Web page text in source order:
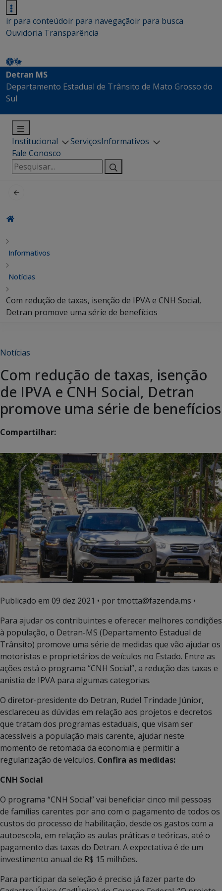
ir para conteúdoir para navegaçãoir para busca
Ouvidoria Transparência
Detran MS
Departamento Estadual de Trânsito de Mato Grosso do
Sul
Institucional ServiçosInformativos
Fale Conosco
Pesquisar
por:
Informativos
Notícias
Com redução de taxas, isenção de IPVA e CNH Social,
Detran promove uma série de benefícios
Notícias
Com redução de taxas, isenção
de IPVA e CNH Social, Detran
promove uma série de benefícios
Compartilhar:
Publicado em 09 dez 2021 • por tmotta@fazenda.ms •
Para ajudar os contribuintes e oferecer melhores condições
à população, o Detran-MS (Departamento Estadual de
Trânsito) promove uma série de medidas que vão ajudar os
motoristas e proprietários de veículos no Estado. Entre as
ações está o programa “CNH Social”, a redução das taxas e
anistia de IPVA para algumas categorias.
O diretor-presidente do Detran, Rudel Trindade Júnior,
esclareceu as dúvidas em relação aos projetos e decretos
que tratam dos programas estaduais, que visam ser
acessíveis a população mais carente, ajudar neste
momento de retomada da economia e permitir a
regularização de veículos. Confira as medidas:
CNH Social
O programa “CNH Social” vai beneficiar cinco mil pessoas
de famílias carentes por ano com o pagamento de todos os
custos do processo de habilitação, desde os gastos com a
autoescola, em relação as aulas práticas e teóricas, até o
pagamento das taxas do Detran. A expectativa é de um
investimento anual de R$ 15 milhões.
Para participar da seleção é preciso já fazer parte do